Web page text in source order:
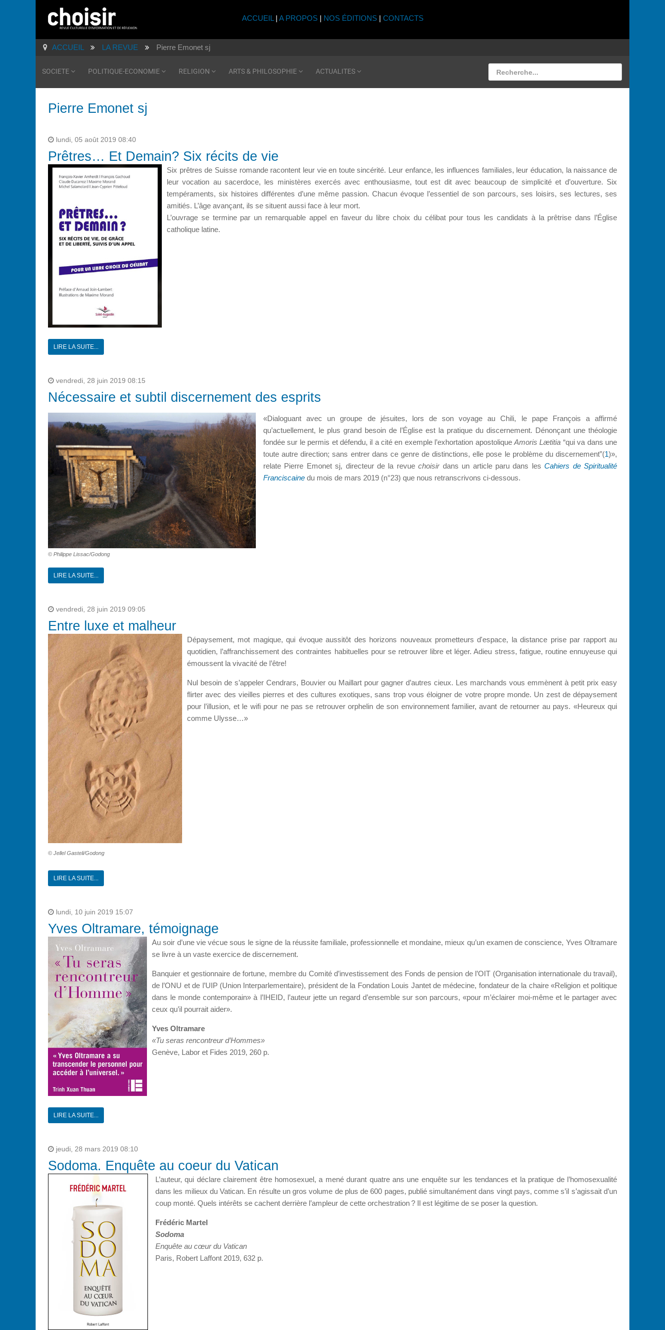
ACCUEIL | A PROPOS| NOS ÉDITIONS| CONTACTS
ACCUEIL LA REVUE Pierre Emonet sj
SOCIETE POLITIQUE-ECONOMIE RELIGION ARTS & PHILOSOPHIE ACTUALITES
Pierre Emonet sj
lundi, 05 août 2019 08:40
Prêtres… Et Demain? Six récits de vie
Six prêtres de Suisse romande racontent leur vie en toute sincérité. Leur enfance, les influences familiales, leur éducation, la naissance de
leur vocation au sacerdoce, les ministères exercés avec enthousiasme, tout est dit avec beaucoup de simplicité et d’ouverture. Six
tempéraments, six histoires différentes d’une même passion. Chacun évoque l’essentiel de son parcours, ses loisirs, ses lectures, ses
amitiés. L’âge avançant, ils se situent aussi face à leur mort.
L’ouvrage se termine par un remarquable appel en faveur du libre choix du célibat pour tous les candidats à la prêtrise dans l’Église
catholique latine.
LIRE LA SUITE...
vendredi, 28 juin 2019 08:15
Nécessaire et subtil discernement des esprits
© Philippe Lissac/Godong
«Dialoguant avec un groupe de jésuites, lors de son voyage au Chili, le pape François a affirmé
qu’actuellement, le plus grand besoin de l’Église est la pratique du discernement. Dénonçant une théologie
fondée sur le permis et défendu, il a cité en exemple l’exhortation apostoliqueAmoris Lætitia “qui va dans une
toute autre direction; sans entrer dans ce genre de distinctions, elle pose le problème du discernement”(1)»,
relate Pierre Emonet sj, directeur de la revuechoisirdans un article paru dans lesCahiers de Spiritualité
Franciscaine du mois de mars 2019 (n°23) que nous retranscrivons ci-dessous.
LIRE LA SUITE...
vendredi, 28 juin 2019 09:05
Entre luxe et malheur
© Jellel Gasteli/Godong
Dépaysement, mot magique, qui évoque aussitôt des horizons nouveaux prometteurs d'espace, la distance prise par rapport au
quotidien, l’affranchissement des contraintes habituelles pour se retrouver libre et léger. Adieu stress, fatigue, routine ennuyeuse qui
émoussent la vivacité de l’être!
Nul besoin de s’appeler Cendrars, Bouvier ou Maillart pour gagner d’autres cieux. Les marchands vous emmènent à petit prix easy
flirter avec des vieilles pierres et des cultures exotiques, sans trop vous éloigner de votre propre monde. Un zest de dépaysement
pour l’illusion, et le wifi pour ne pas se retrouver orphelin de son environnement familier, avant de retourner au pays. «Heureux qui
comme Ulysse…»
LIRE LA SUITE...
lundi, 10 juin 2019 15:07
Yves Oltramare, témoignage
Au soir d’une vie vécue sous le signe de la réussite familiale, professionnelle et mondaine, mieux qu’un examen de conscience, Yves Oltramare
se livre à un vaste exercice de discernement.
Banquier et gestionnaire de fortune, membre du Comité d’investissement des Fonds de pension de l’OIT (Organisation internationale du travail),
de l’ONU et de l’UIP (Union Interparlementaire), président de la Fondation Louis Jantet de médecine, fondateur de la chaire «Religion et politique
dans le monde contemporain» à l’IHEID, l’auteur jette un regard d’ensemble sur son parcours, «pour m’éclairer moi-même et le partager avec
ceux qu’il pourrait aider».
Yves Oltramare
«Tu seras rencontreur d’Hommes»
Genève, Labor et Fides 2019, 260 p.
LIRE LA SUITE...
jeudi, 28 mars 2019 08:10
Sodoma. Enquête au coeur du Vatican
L’auteur, qui déclare clairement être homosexuel, a mené durant quatre ans une enquête sur les tendances et la pratique de l’homosexualité
dans les milieux du Vatican. En résulte un gros volume de plus de 600 pages, publié simultanément dans vingt pays, comme s’il s’agissait d’un
coup monté. Quels intérêts se cachent derrière l’ampleur de cette orchestration ? Il est légitime de se poser la question.
Frédéric Martel
Sodoma
Enquête au cœur du Vatican
Paris, Robert Laffont 2019, 632 p.